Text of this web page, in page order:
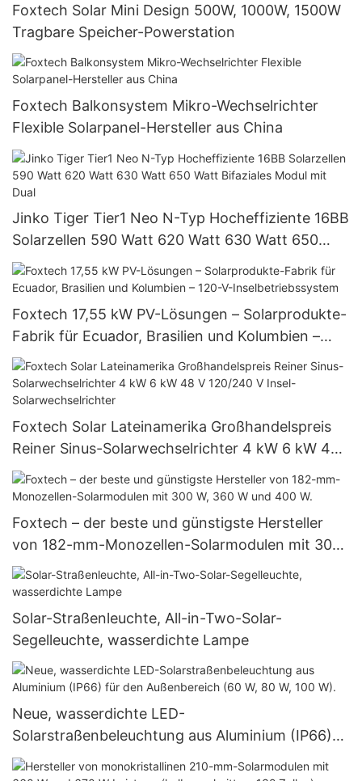
Foxtech Solar Mini Design 500W, 1000W, 1500W
Tragbare Speicher-Powerstation
Foxtech Balkonsystem Mikro-Wechselrichter
Flexible Solarpanel-Hersteller aus China
Jinko Tiger Tier1 Neo N-Typ Hocheffiziente 16BB
Solarzellen 590 Watt 620 Watt 630 Watt 650
Watt Bifaziales Modul mit Dual
Foxtech 17,55 kW PV-Lösungen – Solarprodukte-
Fabrik für Ecuador, Brasilien und Kolumbien –
120-V-Inselbetriebssystem
Foxtech Solar Lateinamerika Großhandelspreis
Reiner Sinus-Solarwechselrichter 4 kW 6 kW 48
V 120/240 V Insel-Solarwechselrichter
Foxtech – der beste und günstigste Hersteller
von 182-mm-Monozellen-Solarmodulen mit 300
W, 360 W und 400 W.
Solar-Straßenleuchte, All-in-Two-Solar-
Segelleuchte, wasserdichte Lampe
Neue, wasserdichte LED-
Solarstraßenbeleuchtung aus Aluminium (IP66)
für den Außenbereich (60 W, 80 W, 100 W).